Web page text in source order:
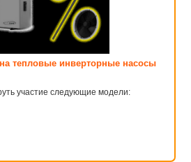
тепловые инверторные насосы
участие следующие модели: